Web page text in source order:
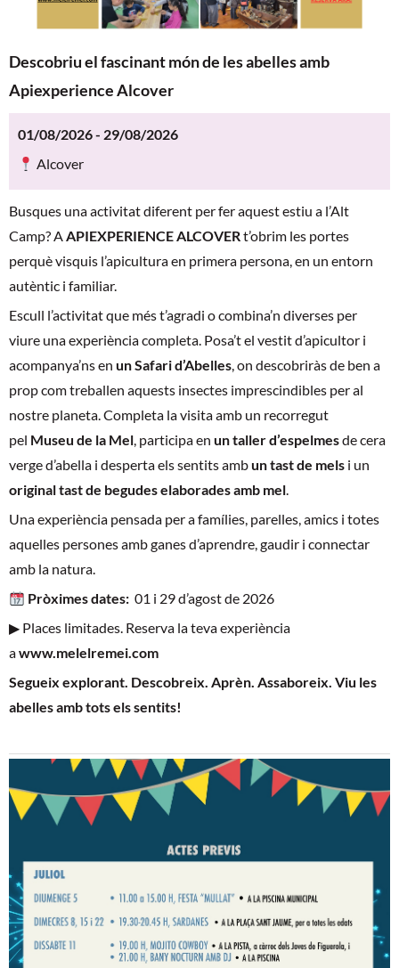
Descobriu el fascinant món de les abelles amb
Apiexperience Alcover
01/08/2026 - 29/08/2026
Alcover
Busques una activitat diferent per fer aquest estiu a l’Alt
Camp? AAPIEXPERIENCE ALCOVERt’obrim les portes
perquè visquis l’apicultura en primera persona, en un entorn
autèntic i familiar.
Escull l’activitat que més t’agradi o combina’n diverses per
viure una experiència completa. Posa’t el vestit d’apicultor i
acompanya’ns en un Safari d’Abelles, on descobriràs de ben a
prop com treballen aquests insectes imprescindibles per al
nostre planeta. Completa la visita amb un recorregut
pel Museu de la Mel, participa en un taller d’espelmesde cera
verge d’abella i desperta els sentits ambun tast de mels i un
original tast de begudes elaborades amb mel.
Una experiència pensada per a famílies, parelles, amics i totes
aquelles persones amb ganes d’aprendre, gaudir i connectar
amb la natura.
Pròximes dates: 01 i 29 d’agost de 2026
▶ Places limitades. Reserva la teva experiència
awww.melelremei.com
Segueix explorant. Descobreix. Aprèn. Assaboreix. Viu les
abelles amb tots els sentits!